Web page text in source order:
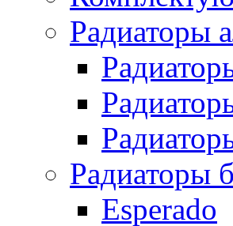
Радиаторы
Радиаторы
Esperado